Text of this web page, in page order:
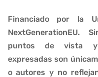
Financiado por la
NextGenerationEU.
puntos de vista y
expresadas son
o autores y no